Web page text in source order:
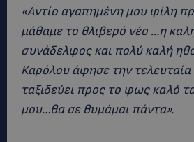
«Αντίο αγαπημένη μου φίλη
μάθαμε το θλιβερό νέο …η
συνάδελφος και πολύ καλή
Καρόλου άφησε την τελευταία
ταξιδεύει προς το φως καλό
μου…θα σε θυμάμαι πάντα».